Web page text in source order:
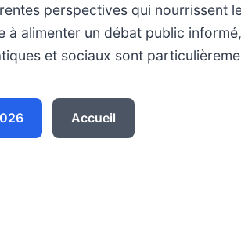
perspectives qui nourrissent
alimenter un débat public
et sociaux sont
Accueil